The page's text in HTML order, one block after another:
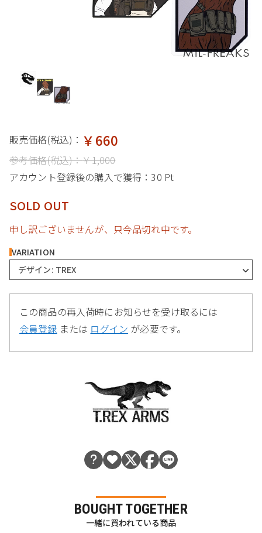
販売価格(税込)： ￥660
参考価格(税込)：￥1,000
アカウント登録後の購入で獲得：30 Pt
SOLD OUT
申し訳ございませんが、只今品切れ中です。
VARIATION
デザイン: TREX
この商品の再入荷時にお知らせを受け取るには
会員登録 または ログイン が必要です。
BOUGHT TOGETHER
一緒に買われている商品